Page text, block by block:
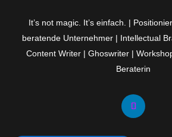
It’s not magic. It’s einfach. |
beratende Unternehmer | Intellectual
Content Writer | Ghoswriter |
Beraterin